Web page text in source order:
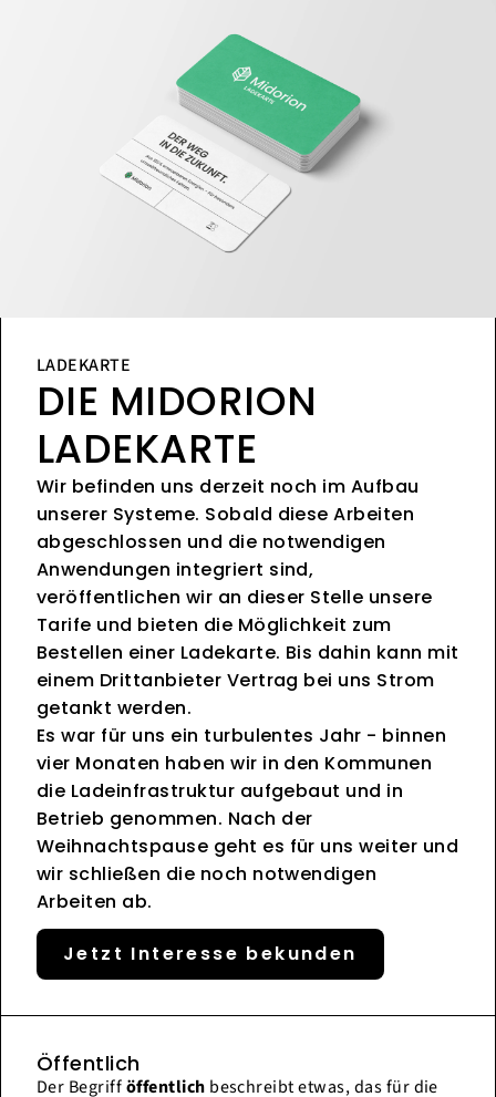
LADEKARTE
DIE MIDORION
LADEKARTE
Wir befinden uns derzeit noch im Aufbau
unserer Systeme. Sobald diese Arbeiten
abgeschlossen und die notwendigen
Anwendungen integriert sind,
veröffentlichen wir an dieser Stelle unsere
Tarife und bieten die Möglichkeit zum
Bestellen einer Ladekarte. Bis dahin kann mit
einem Drittanbieter Vertrag bei uns Strom
getankt werden.
Es war für uns ein turbulentes Jahr - binnen
vier Monaten haben wir in den Kommunen
die Ladeinfrastruktur aufgebaut und in
Betrieb genommen. Nach der
Weihnachtspause geht es für uns weiter und
wir schließen die noch notwendigen
Arbeiten ab.
Jetzt Interesse bekunden
Öffentlich
Der Begrifföffentlich beschreibt etwas, das für die